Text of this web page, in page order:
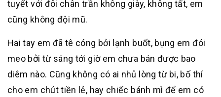
tuyết với đôi chân trần không giày, không tất, em
cũng không đội mũ.
Hai tay em đã tê cóng bởi lạnh buốt, bụng em đói
meo bởi từ sáng tới giờ em chưa bán được bao
diêm nào. Cũng không có ai nhủ lòng từ bi, bố thí
cho em chút tiền lẻ, hay chiếc bánh mì để em có